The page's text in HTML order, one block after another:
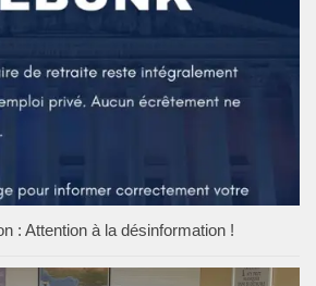
: Attention à la désinformation !